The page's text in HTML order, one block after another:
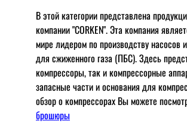
В этой категории представлена
компании "CORKEN". Эта компания
мире лидером по производству насосов
для сжиженного газа (ПБС). Здесь
компрессоры, так и компрессорные
запасные части и основания для
обзор о компрессорах Вы можете
брошюры